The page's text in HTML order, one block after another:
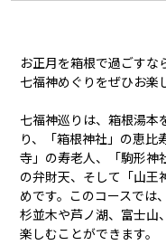
お正月を箱根で過ごすな
七福神めぐりをぜひお楽
七福神巡りは、箱根湯本
り、「箱根神社」の恵
寺」の寿老人、「駒形神
の弁財天、そして「山王
めです。このコースでは
杉並木や芦ノ湖、富士山
楽しむことができます。